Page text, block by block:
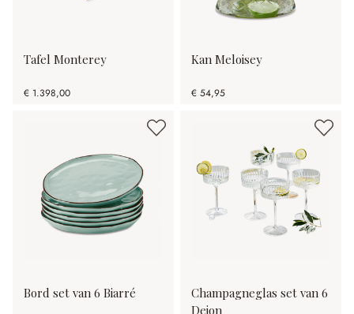
Tafel Monterey
€ 1.398,00
Kan Meloisey
€ 54,95
Bord set van 6 Biarré
Champagneglas set van 6
Deion